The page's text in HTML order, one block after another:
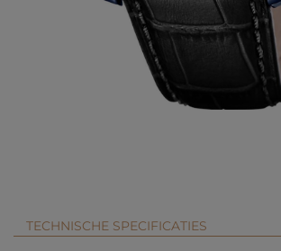
TECHNISCHE SPECIFICATIES